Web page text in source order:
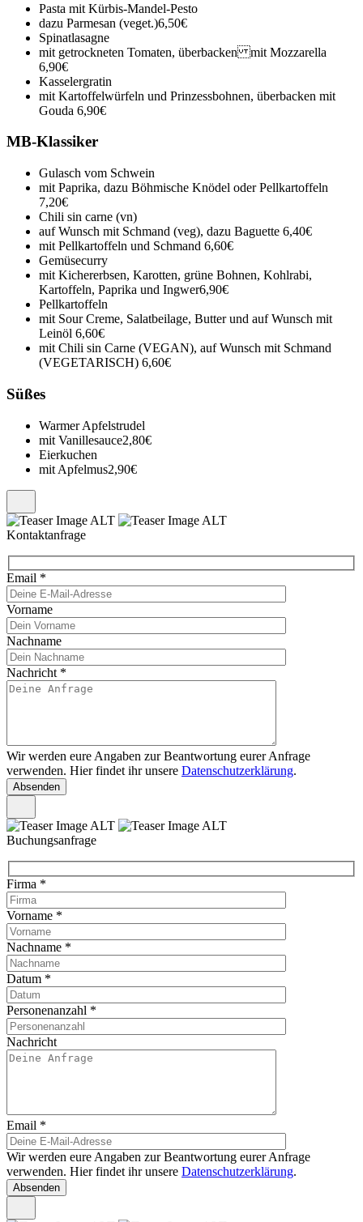
Pasta mit Kürbis-Mandel-Pesto
dazu Parmesan (veget.)6,50€
Spinatlasagne
mit getrockneten Tomaten, überbacken mit Mozzarella
6,90€
Kasselergratin
mit Kartoffelwürfeln und Prinzessbohnen, überbacken mit
Gouda 6,90€
MB-Klassiker
Gulasch vom Schwein
mit Paprika, dazu Böhmische Knödel oder Pellkartoffeln
7,20€
Chili sin carne (vn)
auf Wunsch mit Schmand (veg), dazu Baguette 6,40€
mit Pellkartoffeln und Schmand 6,60€
Gemüsecurry
mit Kichererbsen, Karotten, grüne Bohnen, Kohlrabi,
Kartoffeln, Paprika und Ingwer6,90€
Pellkartoffeln
mit Sour Creme, Salatbeilage, Butter und auf Wunsch mit
Leinöl 6,60€
mit Chili sin Carne (VEGAN), auf Wunsch mit Schmand
(VEGETARISCH) 6,60€
Süßes
Warmer Apfelstrudel
mit Vanillesauce2,80€
Eierkuchen
mit Apfelmus2,90€
Kontaktanfrage
Email *
Vorname
Nachname
Nachricht *
Wir werden eure Angaben zur Beantwortung eurer Anfrage
verwenden. Hier findet ihr unsere Datenschutzerklärung.
Buchungsanfrage
Firma *
Vorname *
Nachname *
Datum *
Personenanzahl *
Nachricht
Email *
Wir werden eure Angaben zur Beantwortung eurer Anfrage
verwenden. Hier findet ihr unsere Datenschutzerklärung.